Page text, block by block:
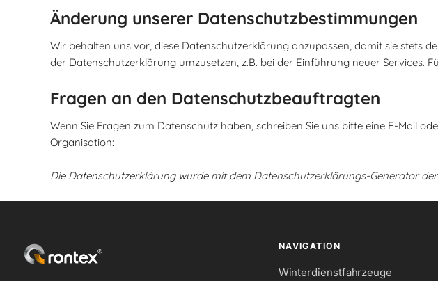
Änderung unserer Datenschutzbestimmungen
Wir behalten uns vor, diese Datenschutzerklärung anzupassen, damit sie stets
der Datenschutzerklärung umzusetzen, z.B. bei der Einführung neuer Services.
Fragen an den Datenschutzbeauftragten
Wenn Sie Fragen zum Datenschutz haben, schreiben Sie uns bitte eine E-Mail
Organisation:
Die Datenschutzerklärung wurde mit dem Datenschutzerklärungs-Generator
NAVIGATION
Winterdienstfahrzeuge